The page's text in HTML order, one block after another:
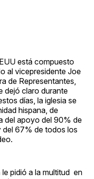
está compuesto
al vicepresidente Joe
de Representantes,
dejó claro durante
días, la iglesia se
hispana, de
del apoyo del 90% de
67% de todos los
pidió a la multitud en